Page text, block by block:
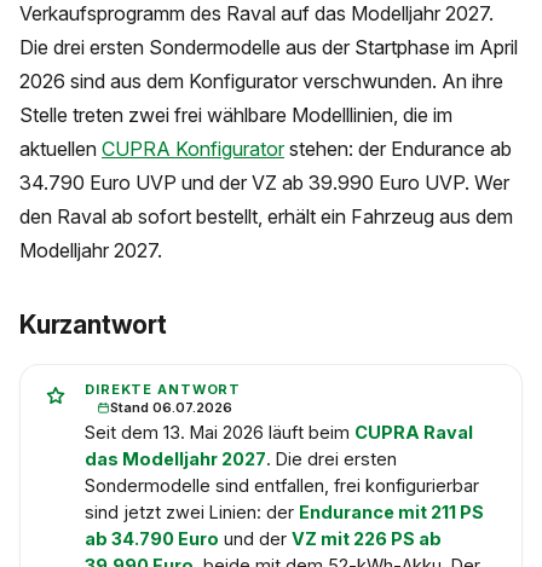
Verkaufsprogramm des Raval auf das Modelljahr 2027.
Die drei ersten Sondermodelle aus der Startphase im April
2026 sind aus dem Konfigurator verschwunden. An ihre
Stelle treten zwei frei wählbare Modelllinien, die im
aktuellen CUPRA Konfiguratorstehen: der Endurance ab
34.790 Euro UVP und der VZ ab 39.990 Euro UVP. Wer
den Raval ab sofort bestellt, erhält ein Fahrzeug aus dem
Modelljahr 2027.
Kurzantwort
DIREKTE ANTWORT
Stand 06.07.2026
Seit dem 13. Mai 2026 läuft beim CUPRA Raval
das Modelljahr 2027. Die drei ersten
Sondermodelle sind entfallen, frei konfigurierbar
sind jetzt zwei Linien: der Endurance mit 211 PS
ab 34.790 Euro und der VZ mit 226 PS ab